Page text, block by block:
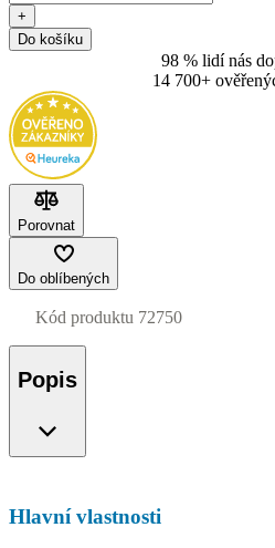
+
Do košíku
98 % lidí nás
14 700+
Porovnat
Do oblíbených
Kód produktu 72750
Popis
Hlavní vlastnosti